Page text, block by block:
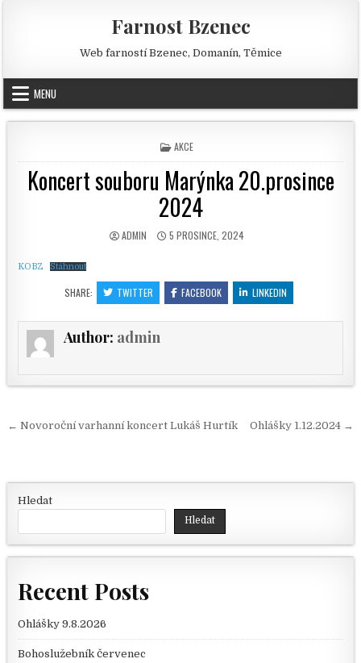
Farnost Bzenec
Web farností Bzenec, Domanín, Těmice
MENU
POSTED IN
AKCE
Koncert souboru Marýnka 20.prosince
2024
AUTHOR:
ADMIN PUBLISHED DATE:
5 PROSINCE, 2024
KOBZ Stáhnout
SHARE: TWITTER FACEBOOK LINKEDIN
Author: admin
Navigace pro příspěvek Ohlášky 1.12.2024 →
← Novoroční varhanní koncert Lukáš Hurtík
Hledat
Hledat
Recent Posts
Ohlášky 9.8.2026
Bohoslužebník červenec